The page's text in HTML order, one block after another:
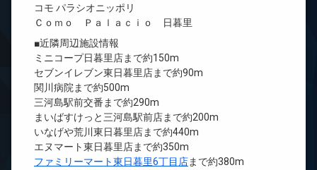
コモ パラシオニッポリ
Ｃｏｍｏ Ｐａｌａｃｉｏ 日暮里
■近隣周辺施設情報
ミニコープ日暮里店まで約150m
セブンイレブン東日暮里店まで約90m
関川病院まで約500m
三河島駅前交番まで約290m
まいばすけっと三河島駅前店まで約200m
いなげや荒川東日暮里店まで約440m
エヌマート東日暮里店まで約350m
ファミリーマート東日暮里6丁目店まで約380m